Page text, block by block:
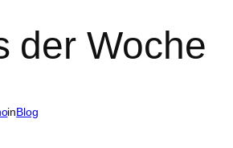
der Woche
inBlog